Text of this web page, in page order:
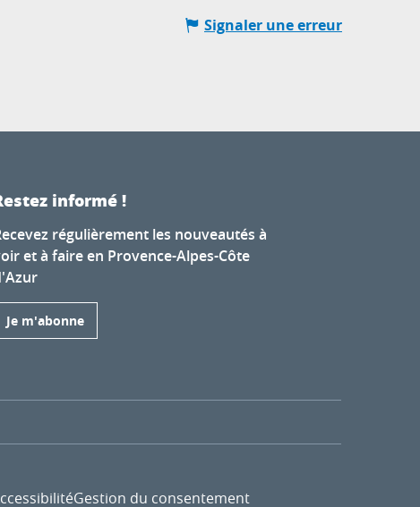
Signaler une erreur
informé !
régulièrement les nouveautés à
et à faire en Provence-Alpes-Côte
Je m'abonne
Gestion du consentement